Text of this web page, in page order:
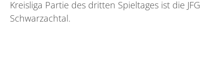
Kreisliga Partie des dritten Spieltages ist die JFG
Schwarzachtal.